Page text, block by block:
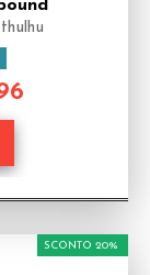
SCONTO 20%